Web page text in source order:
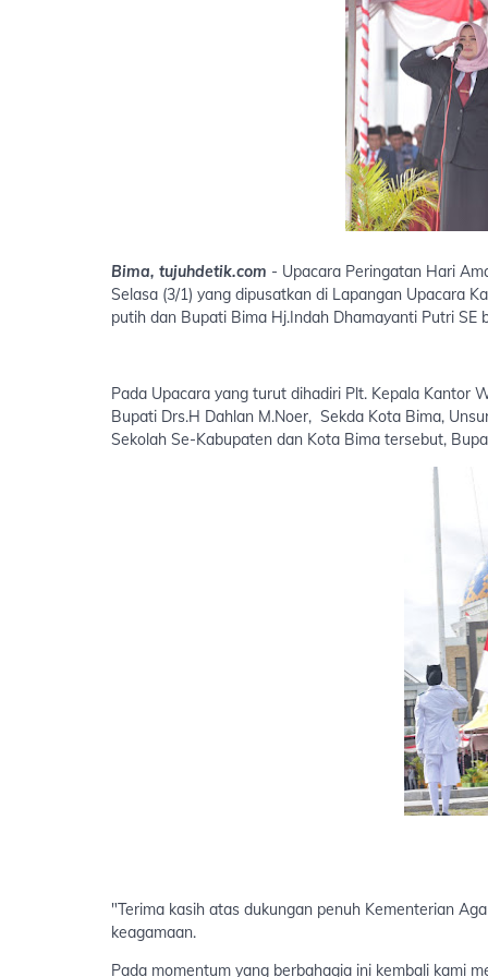
Bima, tujuhdetik.com - Upacara Peringatan Hari
Selasa (3/1) yang dipusatkan di Lapangan Upacara
putih dan Bupati Bima Hj.Indah Dhamayanti Putri
Pada Upacara yang turut dihadiri Plt. Kepala Kantor
Bupati Drs.H Dahlan M.Noer, Sekda Kota Bima,
Sekolah Se-Kabupaten dan Kota Bima tersebut,
"Terima kasih atas dukungan penuh Kementerian
keagamaan.
Pada momentum yang berbahagia ini kembali kami